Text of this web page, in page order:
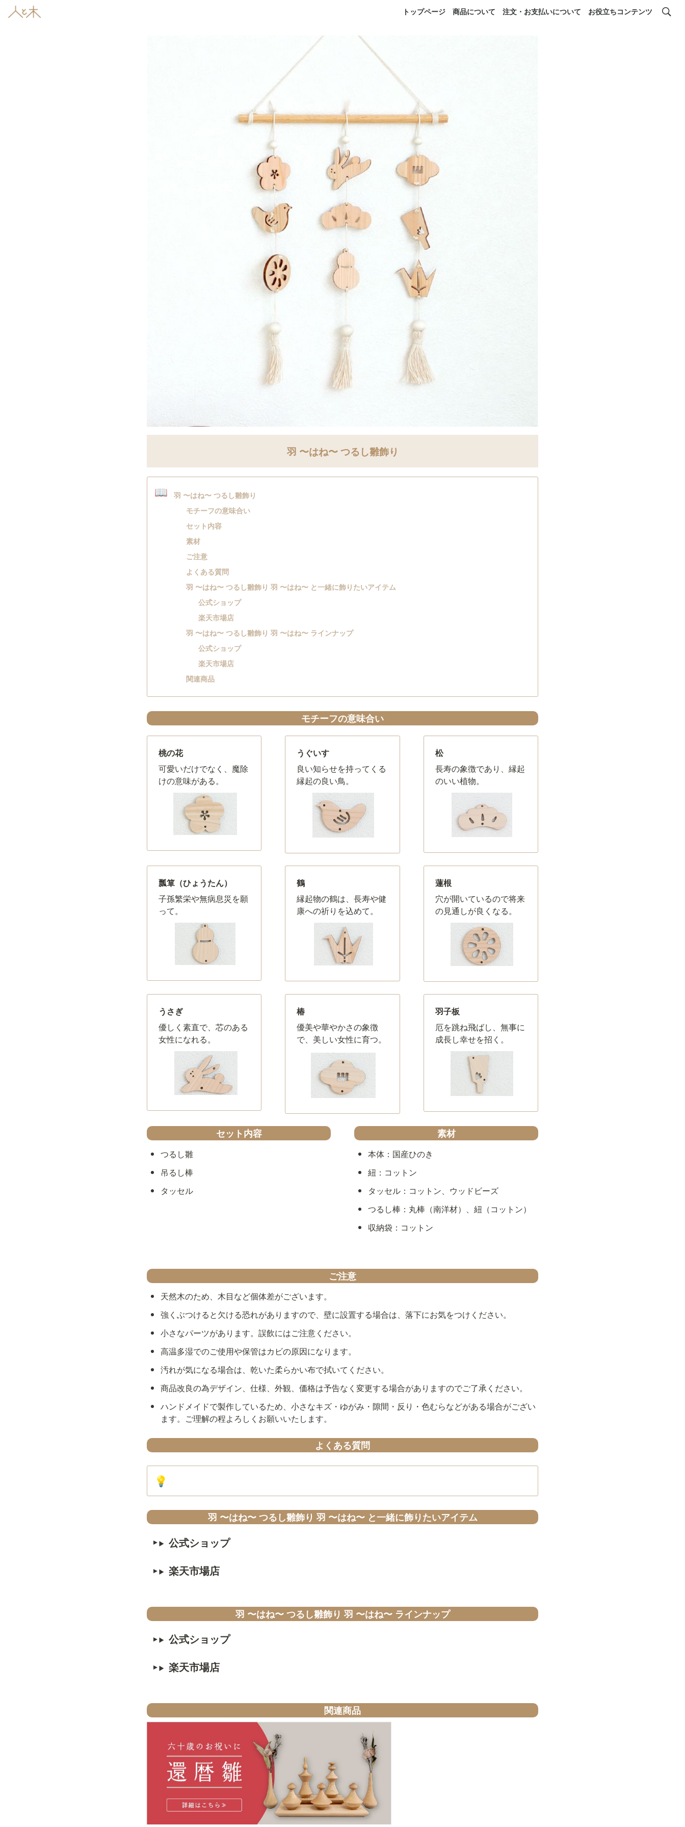
トップページ 商品について 注文・お支払いについて お役立ちコンテンツ
羽 〜はね〜 つるし雛飾り
📖
羽 〜はね〜 つるし雛飾り
モチーフの意味合い
セット内容
素材
ご注意
よくある質問
羽 〜はね〜 つるし雛飾り 羽 〜はね〜 と一緒に飾りたいアイテム
公式ショップ
楽天市場店
羽 〜はね〜 つるし雛飾り 羽 〜はね〜 ラインナップ
公式ショップ
楽天市場店
関連商品
モチーフの意味合い
桃の花
可愛いだけでなく、魔除
けの意味がある。
うぐいす
良い知らせを持ってくる
縁起の良い鳥。
松
長寿の象徴であり、縁起
のいい植物。
瓢箪（ひょうたん）
子孫繁栄や無病息災を願
って。
鶴
縁起物の鶴は、長寿や健
康への祈りを込めて。
蓮根
穴が開いているので将来
の見通しが良くなる。
うさぎ
優しく素直で、芯のある
女性になれる。
椿
優美や華やかさの象徴
で、美しい女性に育つ。
羽子板
厄を跳ね飛ばし、無事に
成長し幸せを招く。
セット内容
つるし雛
吊るし棒
タッセル
素材
本体：国産ひのき
紐：コットン
タッセル：コットン、ウッドビーズ
つるし棒：丸棒（南洋材）、紐（コットン）
収納袋：コットン
ご注意
天然木のため、木目など個体差がございます。
強くぶつけると欠ける恐れがありますので、壁に設置する場合は、落下にお気をつけください。
小さなパーツがあります。誤飲にはご注意ください。
高温多湿でのご使用や保管はカビの原因になります。
汚れが気になる場合は、乾いた柔らかい布で拭いてください。
商品改良の為デザイン、仕様、外観、価格は予告なく変更する場合がありますのでご了承ください。
ハンドメイドで製作しているため、小さなキズ・ゆがみ・隙間・反り・色むらなどがある場合がござい
ます。ご理解の程よろしくお願いいたします。
よくある質問
💡
羽 〜はね〜 つるし雛飾り 羽 〜はね〜 と一緒に飾りたいアイテム
公式ショップ
楽天市場店
羽 〜はね〜 つるし雛飾り 羽 〜はね〜 ラインナップ
公式ショップ
楽天市場店
関連商品